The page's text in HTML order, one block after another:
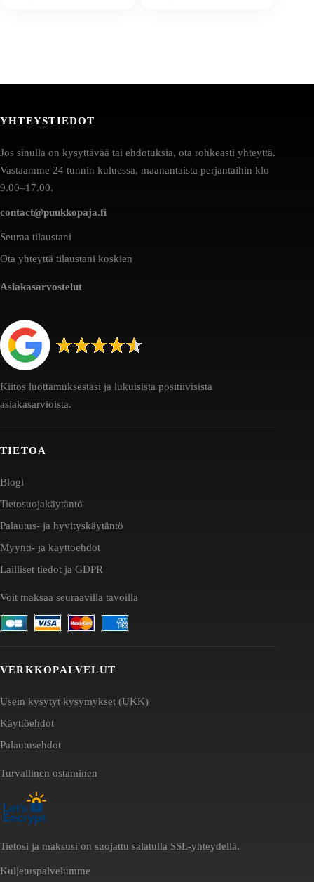
YHTEYSTIEDOT
Jos sinulla on kysyttävää tai ehdotuksia, ota rohkeasti yhteyttä.
Vastaamme 24 tunnin kuluessa, maanantaista perjantaihin klo
9.00–17.00.
contact@puukkopaja.fi
Seuraa tilaustani
Ota yhteyttä tilaustani koskien
Asiakasarvostelut
Kiitos luottamuksestasi ja lukuisista positiivisista
asiakasarvioista.
TIETOA
Blogi
Tietosuojakäytäntö
Palautus- ja hyvityskäytäntö
Myynti- ja käyttöehdot
Lailliset tiedot ja GDPR
Voit maksaa seuraavilla tavoilla
VERKKOPALVELUT
Usein kysytyt kysymykset (UKK)
Käyttöehdot
Palautusehdot
Turvallinen ostaminen
Tietosi ja maksusi on suojattu salatulla SSL-yhteydellä.
Kuljetuspalvelumme